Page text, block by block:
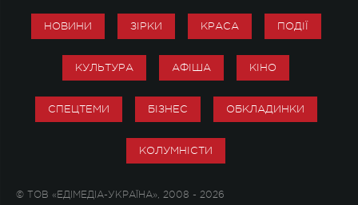
НОВИНИ ЗІРКИ КРАСА ПОДІЇ
КУЛЬТУРА АФІША КІНО
СПЕЦТЕМИ БІЗНЕС ОБКЛАДИНКИ
КОЛУМНІСТИ
© ТОВ «ЕДІМЕДІА-УКРАЇНА», 2008 - 2026